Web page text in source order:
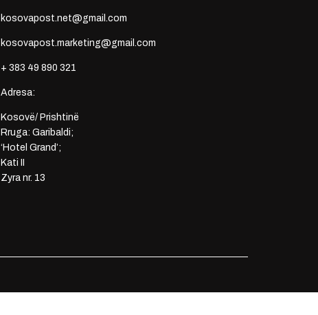
kosovapost.net@gmail.com
kosovapost.marketing@gmail.com
+ 383 49 890 321
Adresa:
Kosovë/ Prishtinë
Rruga: Garibaldi;
‘Hotel Grand’;
Kati II
Zyra nr. 13